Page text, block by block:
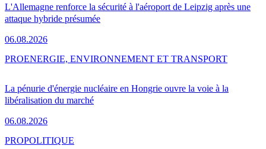
L'Allemagne renforce la sécurité à l'aéroport de Leipzig après une
attaque hybride présumée
06.08.2026
La pénurie d'énergie nucléaire en Hongrie ouvre la voie à la
libéralisation du marché
06.08.2026
PROENERGIE, ENVIRONNEMENT ET TRANSPORT
PROPOLITIQUE